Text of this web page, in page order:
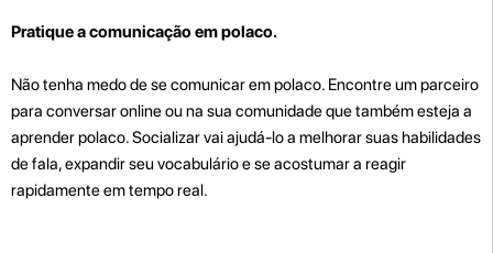
Pratique a comunicação em polaco.
Não tenha medo de se comunicar em polaco. Encontre um parceiro
para conversar online ou na sua comunidade que também esteja a
aprender polaco. Socializar vai ajudá-lo a melhorar suas habilidades
de fala, expandir seu vocabulário e se acostumar a reagir
rapidamente em tempo real.